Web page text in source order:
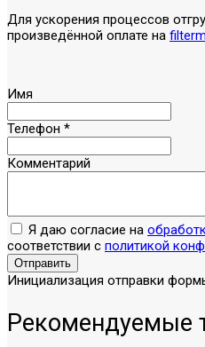
Для ускорения процессов
произведённой оплате на
Имя
Телефон *
Комментарий
Я даю согласие на
соответствии с политикой
Отправить
Инициализация отправки
Рекомендуемые